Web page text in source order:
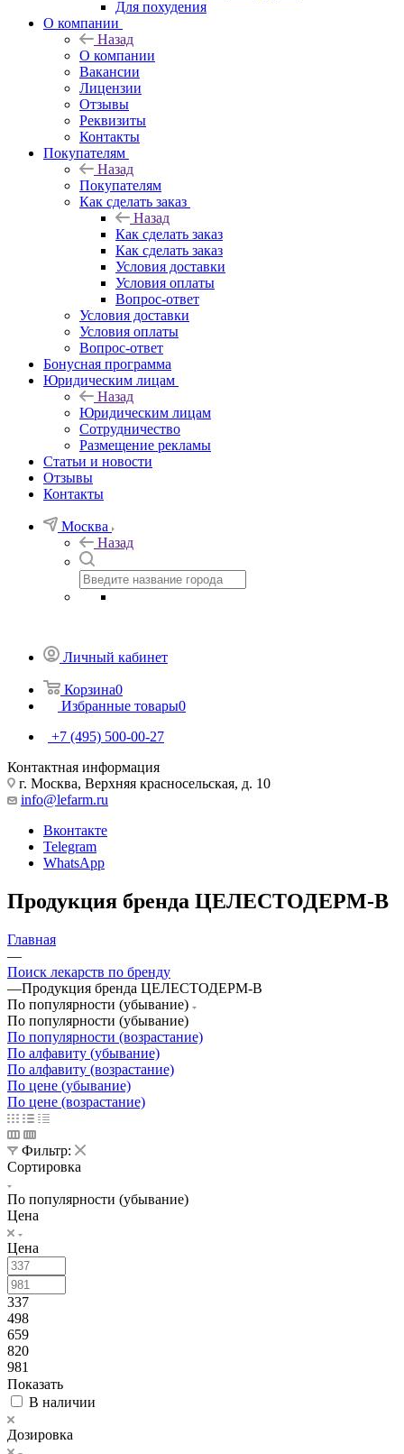
Для похудения
О компании
Назад
О компании
Вакансии
Лицензии
Отзывы
Реквизиты
Контакты
Покупателям
Назад
Покупателям
Как сделать заказ
Назад
Как сделать заказ
Как сделать заказ
Условия доставки
Условия оплаты
Вопрос-ответ
Условия доставки
Условия оплаты
Вопрос-ответ
Бонусная программа
Юридическим лицам
Назад
Юридическим лицам
Сотрудничество
Размещение рекламы
Статьи и новости
Отзывы
Контакты
Москва
Назад
Личный кабинет
Корзина0
Избранные товары0
+7 (495) 500-00-27
Контактная информация
г. Москва, Верхняя красносельская, д. 10
info@lefarm.ru
Вконтакте
Telegram
WhatsApp
Продукция бренда ЦЕЛЕСТОДЕРМ-В
Главная
—
Поиск лекарств по бренду
—Продукция бренда ЦЕЛЕСТОДЕРМ-В
По популярности (убывание)
По популярности (убывание)
По популярности (возрастание)
По алфавиту (убывание)
По алфавиту (возрастание)
По цене (убывание)
По цене (возрастание)
Фильтр:
Сортировка
По популярности (убывание)
Цена
Цена
337
498
659
820
981
Показать
В наличии
Дозировка